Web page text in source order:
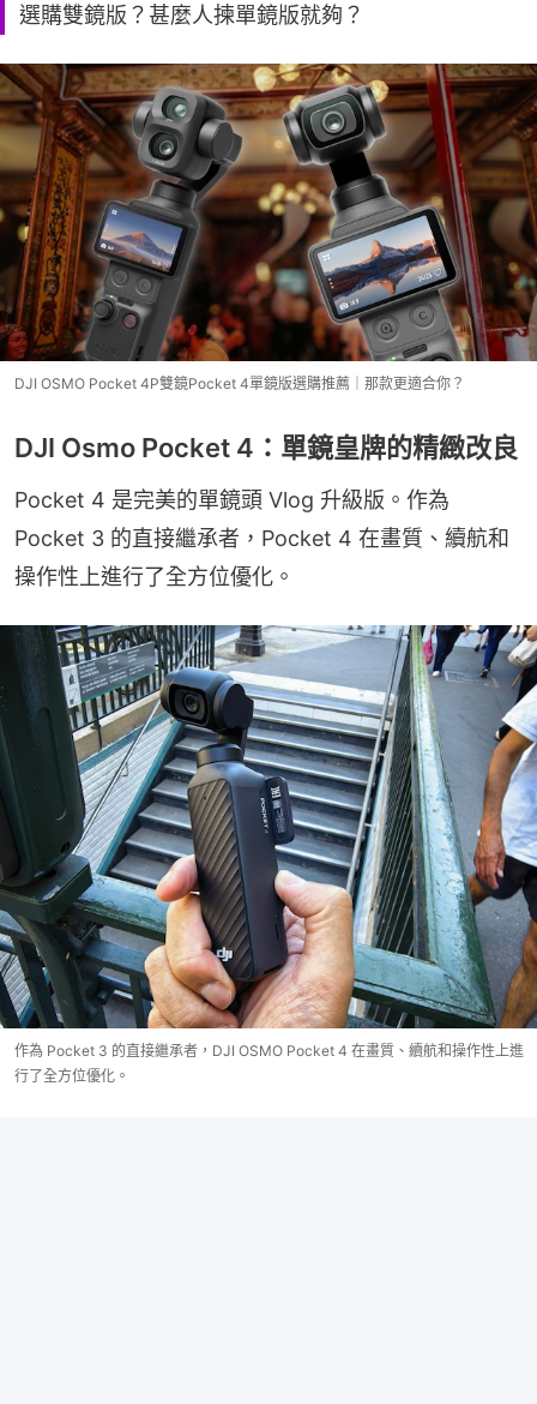
選購雙鏡版？甚麼人揀單鏡版就夠？
DJI OSMO Pocket 4P雙鏡Pocket 4單鏡版選購推薦｜那款更適合你？
DJI Osmo Pocket 4：單鏡皇牌的精緻改良
Pocket 4 是完美的單鏡頭 Vlog 升級版。作為
Pocket 3 的直接繼承者，Pocket 4 在畫質、續航和
操作性上進行了全方位優化。
作為 Pocket 3 的直接繼承者，DJI OSMO Pocket 4 在畫質、續航和操作性上進
行了全方位優化。